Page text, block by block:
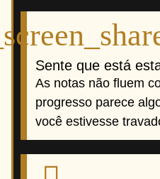
Sente que está
As notas não fluem
progresso parece
você estivesse